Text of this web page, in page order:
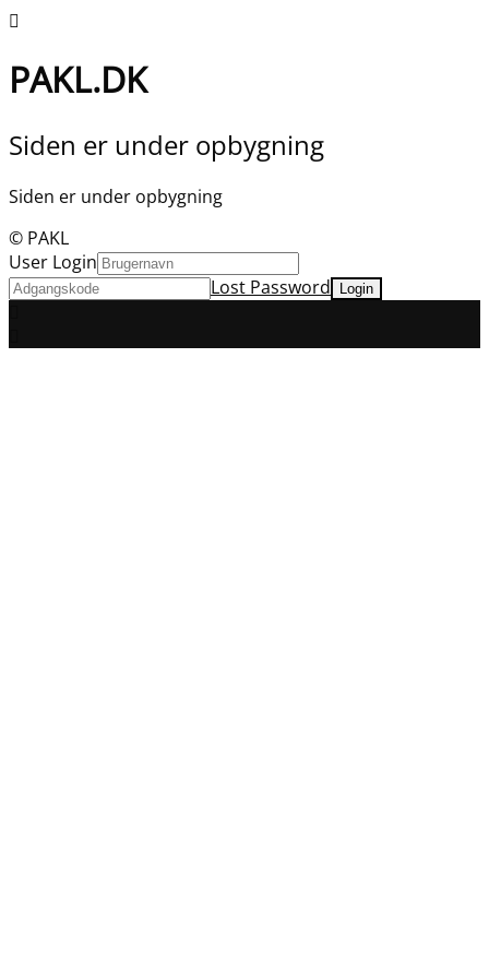
PAKL.DK
Siden er under opbygning
Siden er under opbygning
© PAKL
User Login
Lost Password